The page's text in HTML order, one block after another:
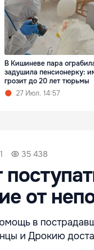
В Кишиневе пара
задушила пенсионерку:
грозит до 20 лет тюрьмы
27 Июл. 14:57
35 438
от
в
и Дрокию